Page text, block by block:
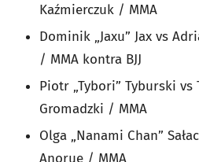
Kaźmierczuk / MMA
Dominik „Jaxu” Jax vs
/ MMA kontra BJJ
Piotr „Tybori” Tyburski vs
Gromadzki / MMA
Olga „Nanami Chan”
Anorue / MMA